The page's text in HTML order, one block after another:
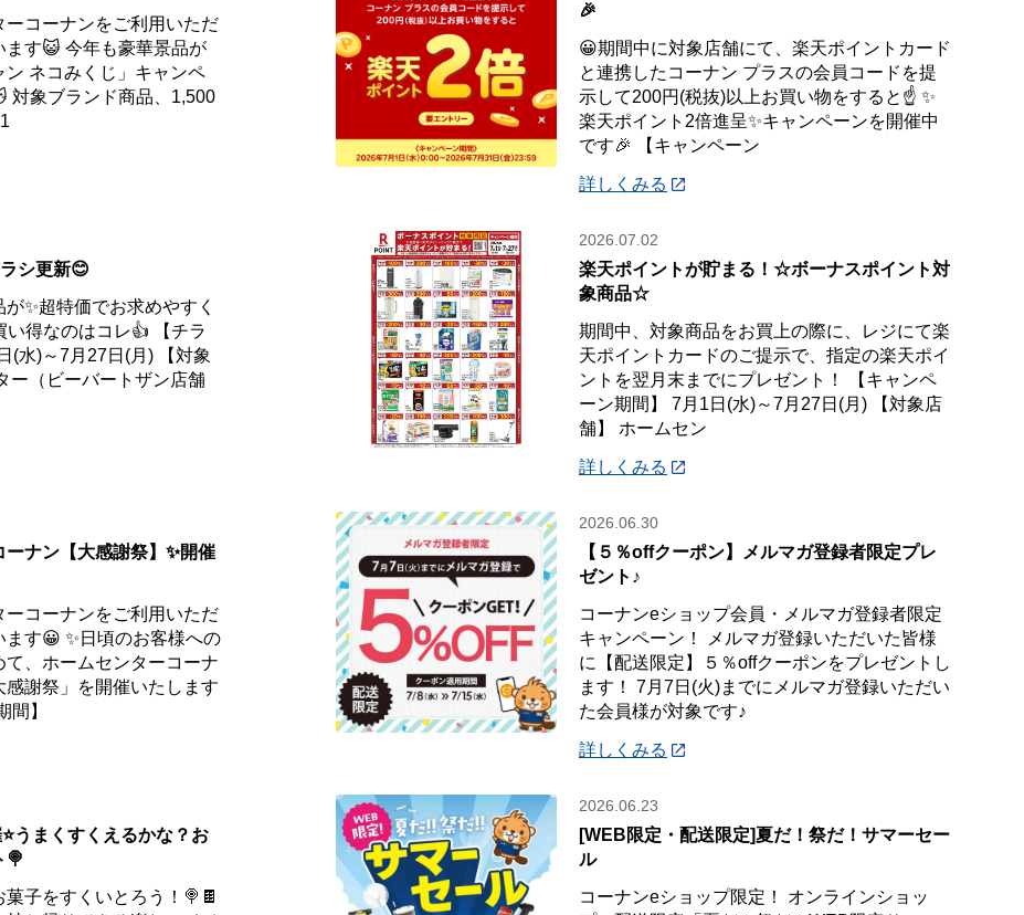
ーコーナンをご利用いただ
ます😺 今年も豪華景品が
ン ネコみくじ」キャンペ
対象ブランド商品、1,500
🎉
😀期間中に対象店舗にて、楽天ポイントカード
と連携したコーナン プラスの会員コードを提
示して200円(税抜)以上お買い物をすると☝️ ✨
楽天ポイント2倍進呈✨キャンペーンを開催中
です🎉 【キャンペーン
詳しくみる
シ更新😊
✨超特価でお求めやすく
い得なのはコレ👍 【チラ
(水)～7月27日(月) 【対象
ー（ビーバートザン店舗
2026.07.02
楽天ポイントが貯まる！☆ボーナスポイント対
象商品☆
期間中、対象商品をお買上の際に、レジにて楽
天ポイントカードのご提示で、指定の楽天ポイ
ントを翌月末までにプレゼント！ 【キャンペ
ーン期間】 7月1日(水)～7月27日(月) 【対象店
舗】 ホームセン
詳しくみる
ナン【大感謝祭】✨開催
ーコーナンをご利用いただ
ます😀 ✨日頃のお客様への
、ホームセンターコーナ
感謝祭」を開催いたします
間】
2026.06.30
【５％offクーポン】メルマガ登録者限定プレ
ゼント♪
コーナンeショップ会員・メルマガ登録者限定
キャンペーン！ メルマガ登録いただいた皆様
に【配送限定】５％offクーポンをプレゼントし
ます！ 7月7日(火)までにメルマガ登録いただい
た会員様が対象です♪
詳しくみる
うまくすくえるかな？お
🍭
子をすくいとろう！🍭🍫
2026.06.23
[WEB限定・配送限定]夏だ！祭だ！サマーセー
ル
コーナンeショップ限定！ オンラインショッ